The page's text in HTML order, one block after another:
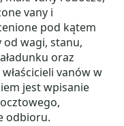
vany i
pod kątem
od wagi, stanu,
oraz
vanów w
jest wpisanie
odbioru.